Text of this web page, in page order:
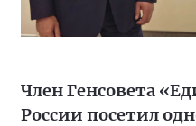
Член Генсовета
России посетил